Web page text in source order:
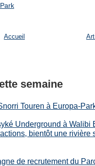
Accueil
semaine
Touren à Europa-
Underground à Walibi
bientôt une rivière
de recrutement du